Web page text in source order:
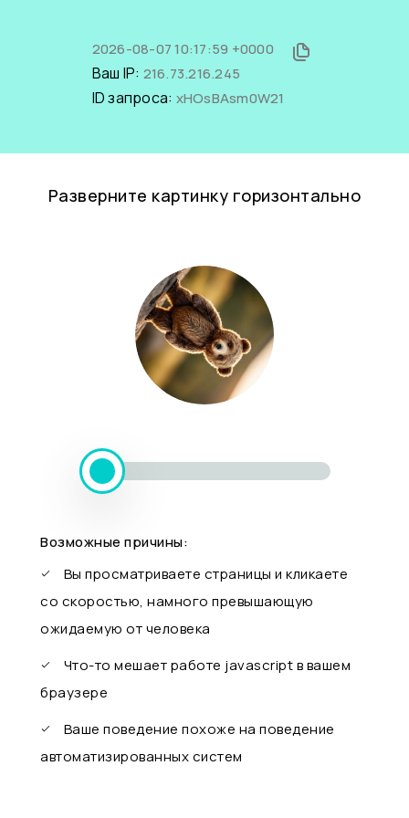
2026-08-07 10:17:59 +0000
Ваш IP: 216.73.216.245
ID запроса: xHOsBAsm0W21
Разверните картинку горизонтально
Возможные причины:
Вы просматриваете страницы и кликаете
со скоростью, намного превышающую
ожидаемую от человека
Что-то мешает работе javascript в вашем
браузере
Ваше поведение похоже на поведение
автоматизированных систем